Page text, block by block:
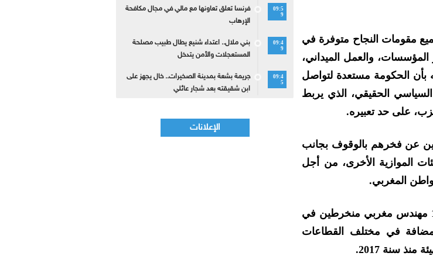
مقومات النجاح متوفرة في
المؤسسات، والعمل الميداني،
بأن الحكومة مستعدة لتواصل
السياسي الحقيقي، الذي يربط
على حد تعبيره.
عن فخرهم بالوقوف بجانب
الموازية الأخرى، من أجل
المغربي.
وسجَّل البواري، وجود كفاءات كبيرة تمثل أكثر من 1200 مهندس مغربي منخرطين في
مضافة في مختلف القطاعات
سنة 2017.
09:5
9
فرنسا تعلق تعاونها مع مالي في مجال مكافحة
الإرهاب
09:4
9
بني ملال.. اعتداء شنيع يطال طبيب مصلحة
المستعجلات والأمن يتدخل
09:4
5
جريمة بشعة بمدينة الصخيرات.. خال يجهز على
ابن شقيقته بعد شجار عائلي
الإعلانات